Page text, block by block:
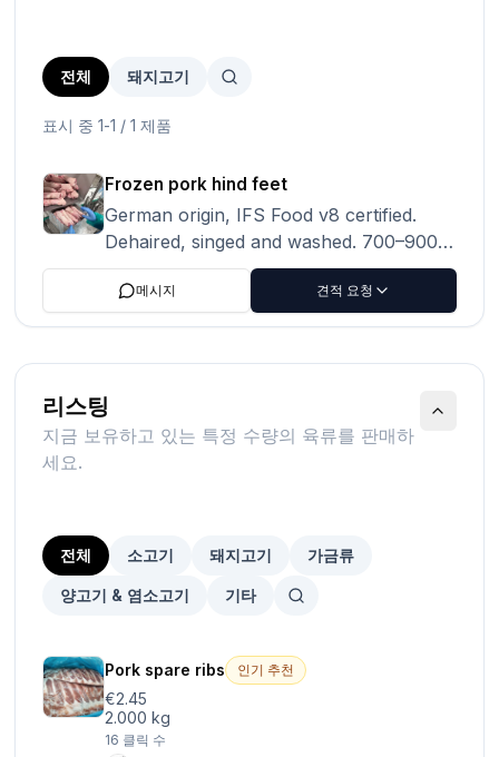
전체 돼지고기
표시 중 1-1 / 1 제품
Frozen pork hind feet
German origin, IFS Food v8 certified.
Dehaired, singed and washed. 700–900g
pieces, 10 kg cartons. 40,000 kg
available, regular supply. Ready to ship
to Asia. Contact us for specifications. 1.11
Hong Kong
메시지 견적 요청
리스팅
지금 보유하고 있는 특정 수량의 육류를 판매하
세요.
전체 소고기 돼지고기 가금류
양고기 & 염소고기 기타
Pork spare ribs 인기 추천
€2.45
2.000 kg
16 클릭 수